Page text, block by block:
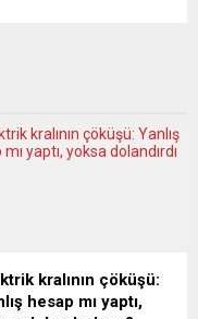
kralının çöküşü:
hesap mı yaptı,